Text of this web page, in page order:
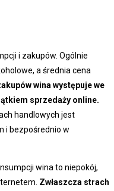
i zakupów. Ogólnie
a średnia cena
wina występuje we
sprzedaży online.
handlowych jest
i bezpośrednio w
wina to niepokój,
Zwłaszcza strach